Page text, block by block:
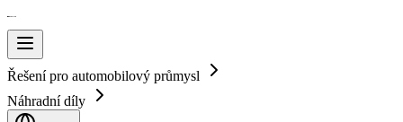
Řešení pro automobilový průmysl
Náhradní díly